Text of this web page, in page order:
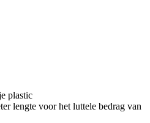
plastic
lengte voor het luttele bedrag van